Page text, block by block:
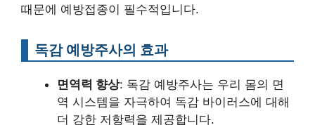
때문에 예방접종이 필수적입니다.
독감 예방주사의 효과
면역력 향상: 독감 예방주사는 우리 몸의 면
역 시스템을 자극하여 독감 바이러스에 대해
더 강한 저항력을 제공합니다.